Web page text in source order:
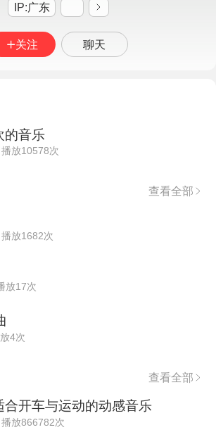
IP:广东
关注 聊天
的音乐
放10578次
查看全部
放1682次
放17次
4次
查看全部
合开车与运动的动感音乐
放866782次